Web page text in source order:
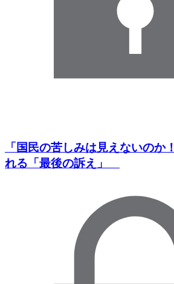
「国民の苦しみは見えないの
れる「最後の訴え」